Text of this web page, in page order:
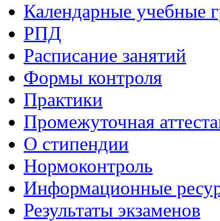
Календарные учебные
РПД
Расписание занятий
Формы контроля
Практики
Промежуточная
О стипендии
Нормоконтроль
Информационные
Результаты экзаменов